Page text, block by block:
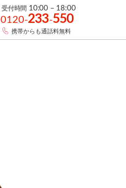
受付時間 10:00 – 18:00
0120-233-550
携帯からも通話料無料